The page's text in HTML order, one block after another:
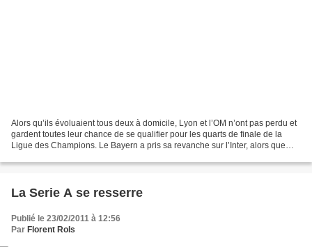
Alors qu’ils évoluaient tous deux à domicile, Lyon et l’OM n’ont pas perdu et
gardent toutes leur chance de se qualifier pour les quarts de finale de la
Ligue des Champions. Le Bayern a pris sa revanche sur l’Inter, alors que
La Serie A se resserre
Publié le 23/02/2011 à 12:56
Par Florent Rols